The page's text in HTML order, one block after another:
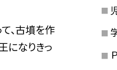
、古墳を作
になりきっ